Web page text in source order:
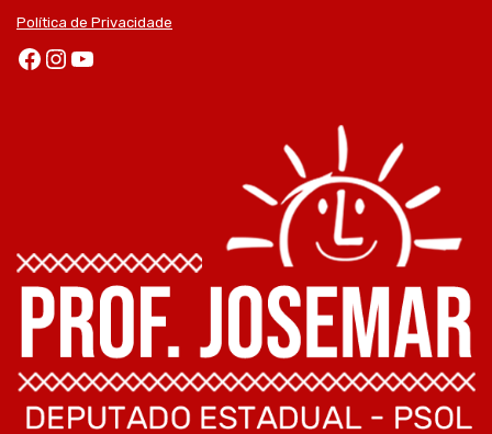
Política de Privacidade
Facebook Instagram Youtube